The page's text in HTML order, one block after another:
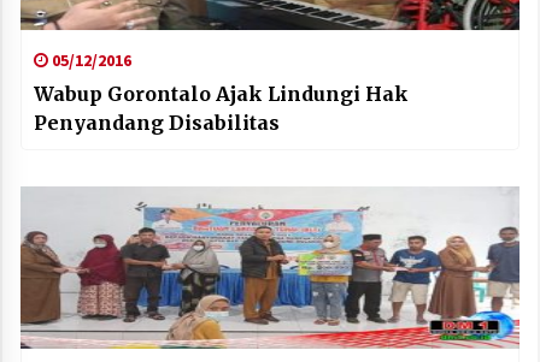
05/12/2016
Wabup Gorontalo Ajak Lindungi Hak
Penyandang Disabilitas